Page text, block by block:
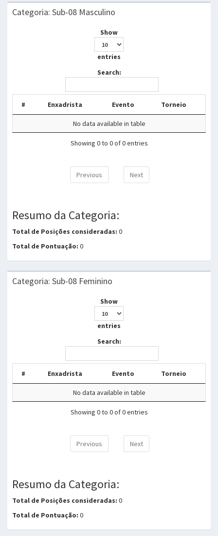
Categoria: Sub-08 Masculino
Show
entries
Search:
# Enxadrista Evento Torneio
No data available in table
Showing 0 to 0 of 0 entries
Previous Next
Resumo da Categoria:
Total de Posições consideradas: 0
Total de Pontuação: 0
Categoria: Sub-08 Feminino
Show
entries
Search:
# Enxadrista Evento Torneio
No data available in table
Showing 0 to 0 of 0 entries
Previous Next
Resumo da Categoria:
Total de Posições consideradas: 0
Total de Pontuação: 0